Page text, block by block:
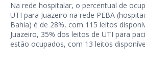
Na rede hospitalar, o percentual de
UTI para Juazeiro na rede PEBA
Bahia) é de 28%, com 115 leitos
Juazeiro, 35% dos leitos de UTI para
estão ocupados, com 13 leitos